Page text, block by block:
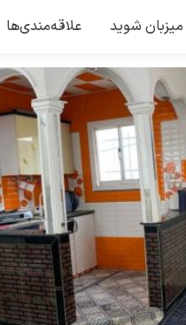
میزبان شوید علاقه‌مندی‌ها